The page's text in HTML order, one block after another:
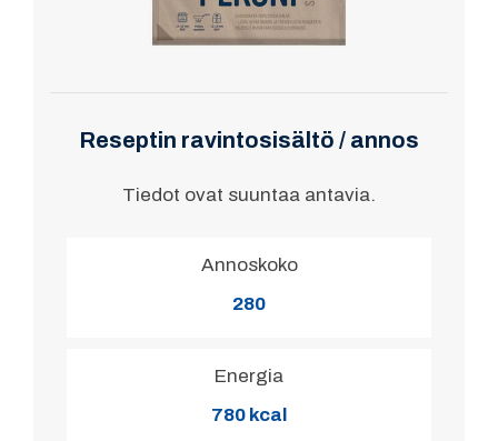
Reseptin ravintosisältö / annos
Tiedot ovat suuntaa antavia.
Annoskoko
280
Energia
780 kcal